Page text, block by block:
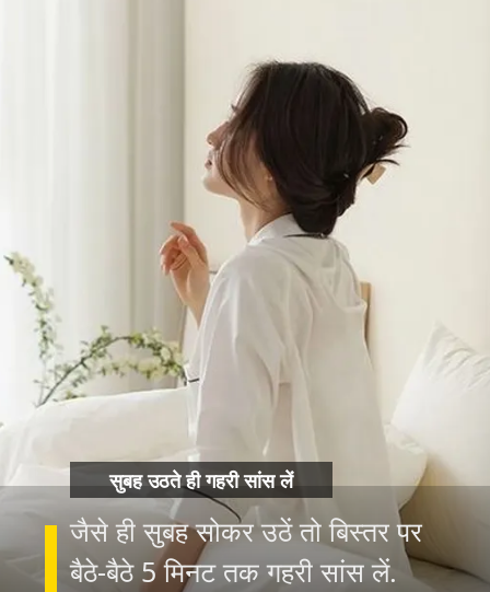
जैसे ही सुबह सोकर उठें तो बिस्तर पर
बैठे-बैठे 5 मिनट तक गहरी सांस लें.
सुबह उठते ही गहरी सांस लें